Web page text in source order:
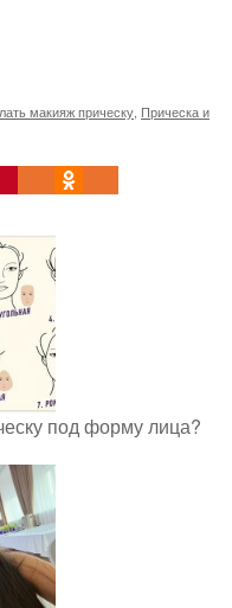
макияж прическу Прическа и
под форму лица?